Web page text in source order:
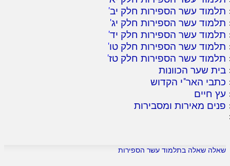
תלמוד עשר הספירות חלק יב'
תלמוד עשר הספירות חלק יג'
תלמוד עשר הספירות חלק יד'
תלמוד עשר הספירות חלק טו'
תלמוד עשר הספירות חלק טז'
בית שער הכוונות
כתבי האר"י הקדוש
עץ חיים
פנים מאירות ומסבירות
שאלה שאלה בתלמוד עשר הספירות